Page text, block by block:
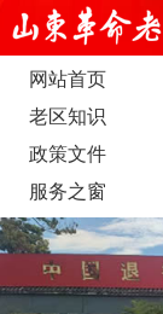
网站首页
老区知识
政策文件
服务之窗